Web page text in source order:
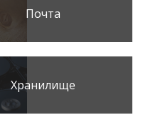
Почта
Хранилище